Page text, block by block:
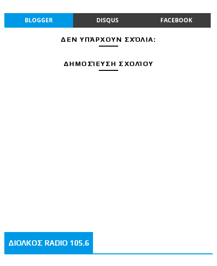
BLOGGER DISQUS FACEBOOK
ΔΕΝ ΥΠΆΡΧΟΥΝ ΣΧΌΛΙΑ:
ΔΗΜΟΣΊΕΥΣΗ ΣΧΟΛΊΟΥ
ΔΙΟΛΚΟΣ RADIO 105.6